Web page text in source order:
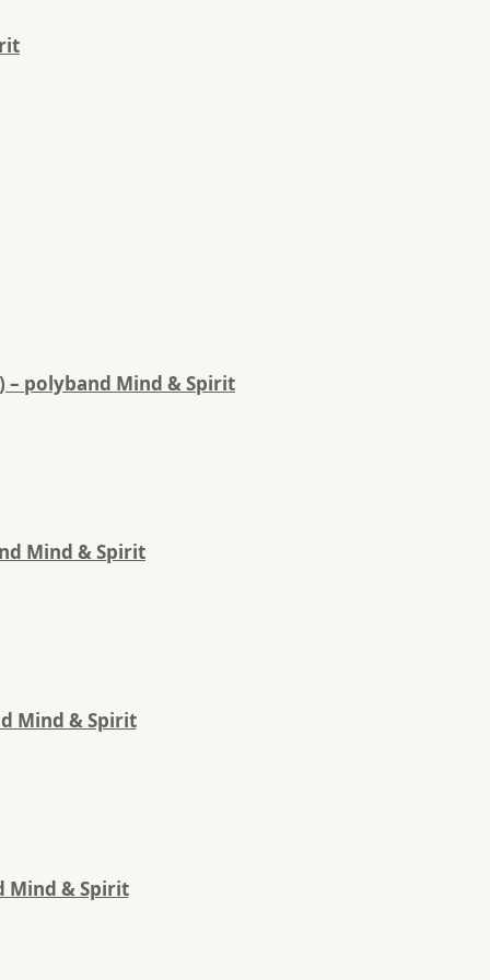
– polyband Mind & Spirit
Mind & Spirit
Mind & Spirit
Mind & Spirit